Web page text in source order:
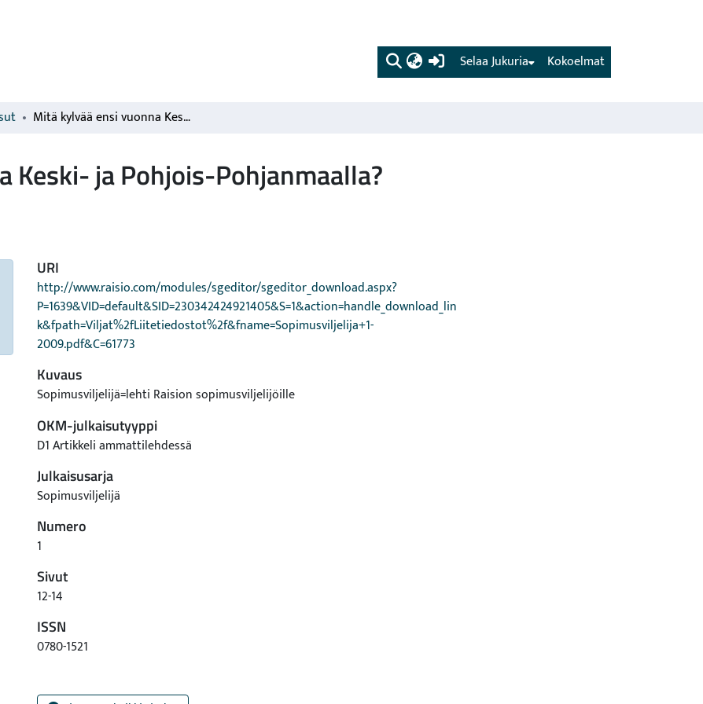
(current) Kokoelmat
Selaa Jukuria
Mitä kylvää ensi vuonna Keski- ja Pohjois-Pohjanmaalla?
Keski- ja Pohjois-Pohjanmaalla?
URI
http://www.raisio.com/modules/sgeditor/sgeditor_download.aspx?
P=1639&VID=default&SID=230342424921405&S=1&action=handle_download_lin
k&fpath=Viljat%2fLiitetiedostot%2f&fname=Sopimusviljelija+1-
2009.pdf&C=61773
Kuvaus
Sopimusviljelijä=lehti Raision sopimusviljelijöille
OKM-julkaisutyyppi
D1 Artikkeli ammattilehdessä
Julkaisusarja
Sopimusviljelijä
Numero
1
Sivut
12-14
ISSN
0780-1521